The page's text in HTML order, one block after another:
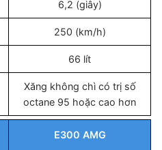
6,2 (giây)
250 (km/h)
66 lít
Xăng không chì có trị số
octane 95 hoặc cao hơn
E300 AMG